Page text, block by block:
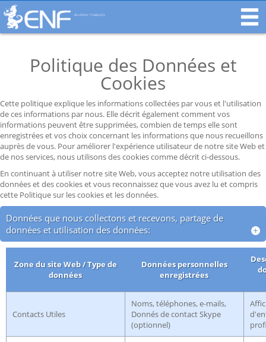
Accélérer l'industrie
Politique des Données et
Cookies
Cette politique explique les informations collectées par vous et l'utilisation
de ces informations par nous. Elle décrit également comment vos
informations peuvent être supprimées, combien de temps elle sont
enregistrées et vos choix concernant les informations que nous recueillons
auprès de vous. Pour améliorer l'expérience utilisateur de notre site Web et
de nos services, nous utilisons des cookies comme décrit ci-dessous.
En continuant à utiliser notre site Web, vous acceptez notre utilisation des
données et des cookies et vous reconnaissez que vous avez lu et compris
cette Politique sur les cookies et les données.
Données que nous collectons et recevons, partage de
données et utilisation des données:
Zone du site Web / Type de
données
Données personnelles
enregistrées
Contacts Utiles
Noms, téléphones, e-mails,
Donnés de contact Skype
(optionnel)